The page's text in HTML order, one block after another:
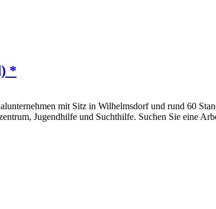
*
mit Sitz in Wilhelmsdorf und rund 60
Jugendhilfe und Suchthilfe. Suchen Sie eine